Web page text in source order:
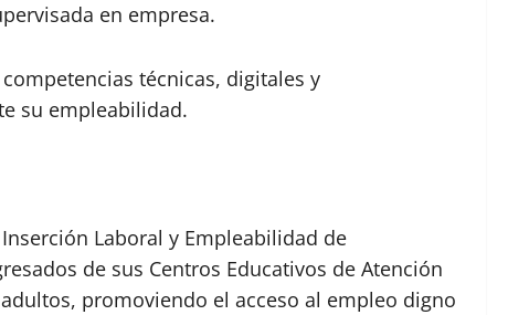
en empresa.
técnicas, digitales y
su empleabilidad.
Laboral y Empleabilidad de
de sus Centros Educativos de Atención
promoviendo el acceso al empleo digno